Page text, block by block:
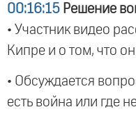
00:16:15 Решение
• Участник видео
Кипре и о том, что
• Обсуждается
есть война или где